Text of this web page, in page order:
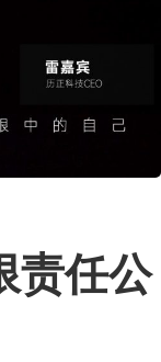
责任公